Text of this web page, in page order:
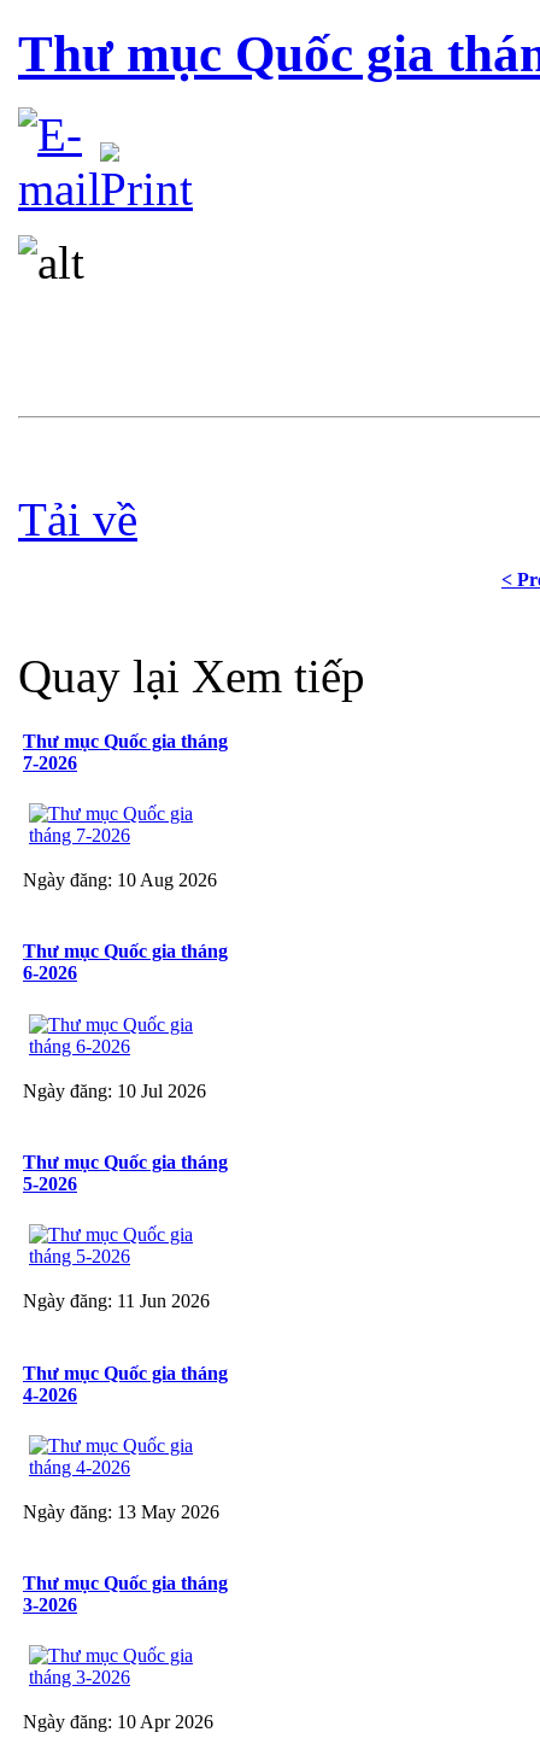
Thư mục Quốc gia
Tải về
<
Quay lại Xem tiếp
Thư mục Quốc gia tháng
7-2026
Ngày đăng: 10 Aug 2026
Thư mục Quốc gia tháng
6-2026
Ngày đăng: 10 Jul 2026
Thư mục Quốc gia tháng
5-2026
Ngày đăng: 11 Jun 2026
Thư mục Quốc gia tháng
4-2026
Ngày đăng: 13 May 2026
Thư mục Quốc gia tháng
3-2026
Ngày đăng: 10 Apr 2026